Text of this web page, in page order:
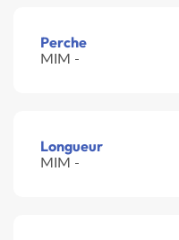
Perche
MIM -
Longueur
MIM -